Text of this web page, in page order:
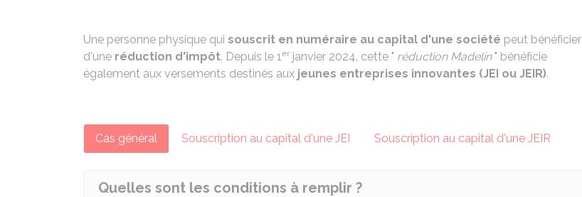
Une personne physique qui souscrit en numéraire au capital d'une société peut bénéficier
d'une réduction d'impôt. Depuis le 1er janvier 2024, cette " réduction Madelin" bénéficie
également aux versements destinés aux jeunes entreprises innovantes (JEI ou JEIR).
Cas général Souscription au capital d'une JEI Souscription au capital d'une JEIR
Quelles sont les conditions à remplir ?